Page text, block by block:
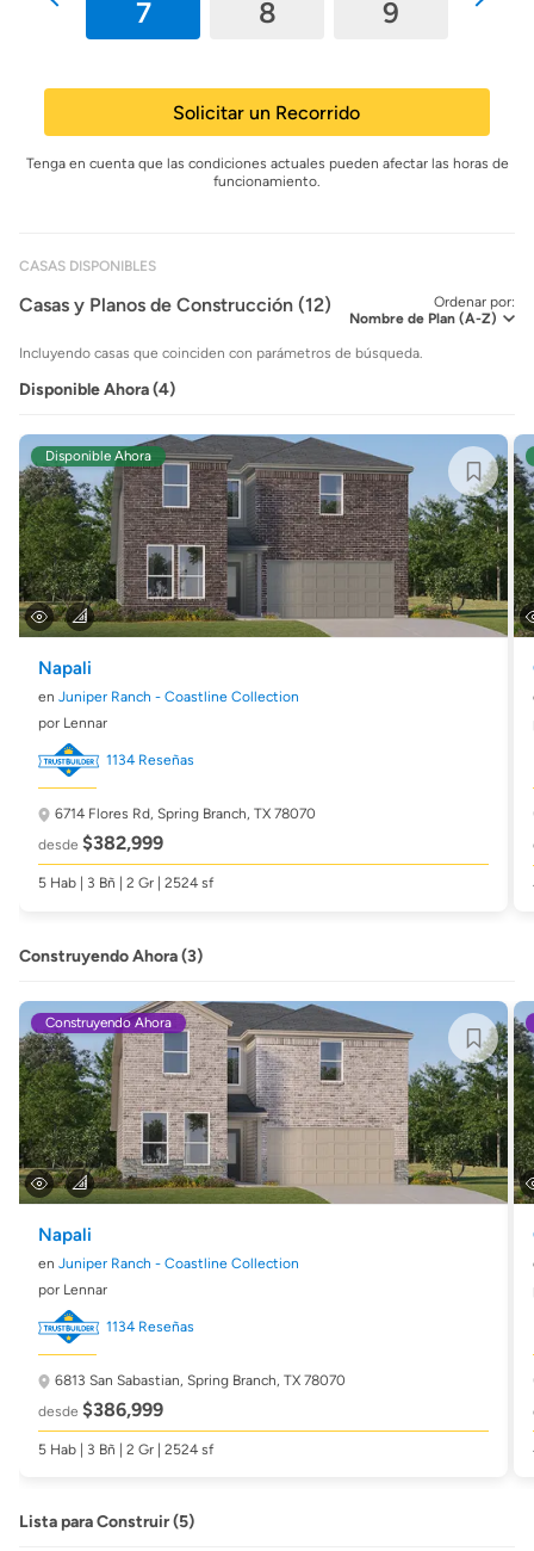
7 8 9
Solicitar un Recorrido
Tenga en cuenta que las condiciones actuales pueden afectar las horas de
funcionamiento.
CASAS DISPONIBLES
Ordenar por:
Casas y Planos de Construcción (12)
Incluyendo casas que coinciden con parámetros de búsqueda.
Disponible Ahora (4)
Disponible Ahora
Napali
en Juniper Ranch - Coastline Collection
por Lennar
1134 Reseñas
6714 Flores Rd, Spring Branch, TX 78070
desde $382,999
5 Hab | 3 Bñ | 2 Gr | 2524 sf
Construyendo Ahora (3)
Construyendo Ahora
Napali
en Juniper Ranch - Coastline Collection
por Lennar
1134 Reseñas
6813 San Sabastian, Spring Branch, TX 78070
desde $386,999
5 Hab | 3 Bñ | 2 Gr | 2524 sf
Lista para Construir (5)